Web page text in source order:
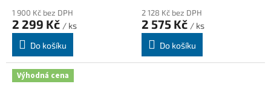
1 900 Kč bez DPH
2 299 Kč / ks
Do košíku
2 128 Kč bez DPH
2 575 Kč / ks
Do košíku
Výhodná cena